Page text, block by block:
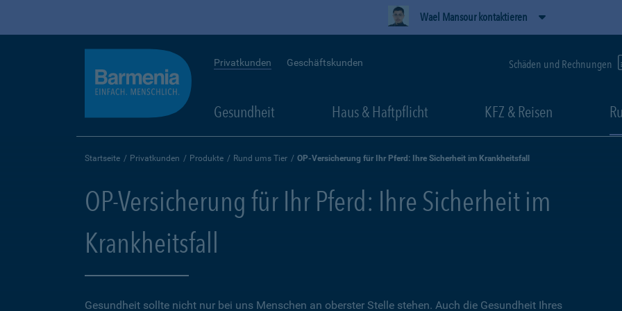
Wael Mansour kontaktieren
Privatkunden Geschäftskunden Schäden und Rechnungen
Gesundheit Haus & Haftpflicht KFZ & Reisen
Startseite Privatkunden Produkte Rund ums Tier OP-Versicherung für Ihr Pferd: Ihre Sicherheit im Krankheitsfall
OP-Versicherung für Ihr Pferd: Ihre Sicherheit im
Krankheitsfall
Gesundheit sollte nicht nur bei uns Menschen an oberster Stelle stehen. Auch die Gesundheit Ihres